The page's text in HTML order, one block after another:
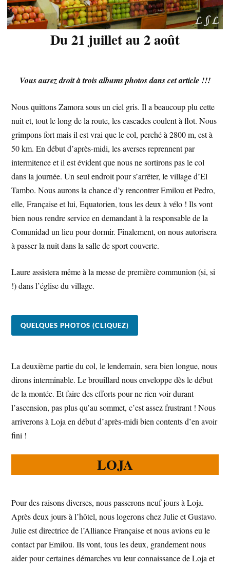
Du 21 juillet au 2 août
Vous aurez droit à trois albums photos dans cet article !!!
Nous quittons Zamora sous un ciel gris. Il a beaucoup plu cette
nuit et, tout le long de la route, les cascades coulent à flot. Nous
grimpons fort mais il est vrai que le col, perché à 2800 m, est à
50 km. En début d’après-midi, les averses reprennent par
intermitence et il est évident que nous ne sortirons pas le col
dans la journée. Un seul endroit pour s’arrêter, le village d’El
Tambo. Nous aurons la chance d’y rencontrer Emilou et Pedro,
elle, Française et lui, Equatorien, tous les deux à vélo ! Ils vont
bien nous rendre service en demandant à la responsable de la
Comunidad un lieu pour dormir. Finalement, on nous autorisera
à passer la nuit dans la salle de sport couverte.
Laure assistera même à la messe de première communion (si, si
!) dans l’église du village.
QUELQUES PHOTOS (CLIQUEZ)
La deuxième partie du col, le lendemain, sera bien longue, nous
dirons interminable. Le brouillard nous enveloppe dès le début
de la montée. Et faire des efforts pour ne rien voir durant
l’ascension, pas plus qu’au sommet, c’est assez frustrant ! Nous
arriverons à Loja en début d’après-midi bien contents d’en avoir
fini !
LOJA
Pour des raisons diverses, nous passerons neuf jours à Loja.
Après deux jours à l’hôtel, nous logerons chez Julie et Gustavo.
Julie est directrice de l’Alliance Française et nous avions eu le
contact par Emilou. Ils vont, tous les deux, grandement nous
aider pour certaines démarches vu leur connaissance de Loja et